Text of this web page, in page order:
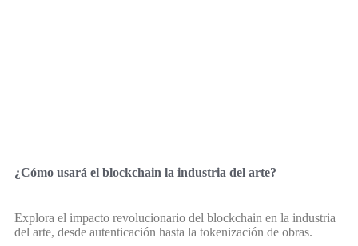
¿Cómo usará el blockchain la industria del arte?
Explora el impacto revolucionario del blockchain en la industria
del arte, desde autenticación hasta la tokenización de obras.